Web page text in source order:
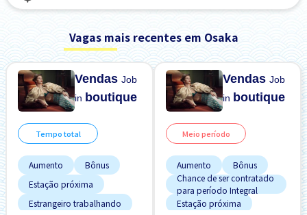
Vagas mais recentes em Osaka
VendasJob
in boutique
Tempo total
Aumento
Bônus
Estação próxima
Estrangeiro trabalhando
VendasJob
in boutique
Meio período
Aumento
Bônus
Chance de ser contratado
para período Integral
Estação próxima